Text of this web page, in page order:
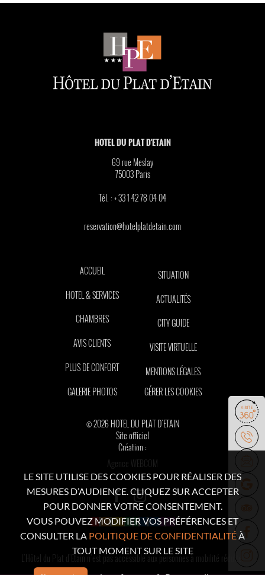
HOTEL DU PLAT D'ETAIN
69 rue Meslay
75003 Paris
Tél. : + 33 1 42 78 04 04
reservation@hotelplatdetain.com
ACCUEIL
HOTEL & SERVICES
CHAMBRES
AVIS CLIENTS
PLUS DE CONFORT
GALERIE PHOTOS
SITUATION
ACTUALITÉS
CITY GUIDE
VISITE VIRTUELLE
MENTIONS LÉGALES
GÉRER LES COOKIES
© 2026 HOTEL DU PLAT D'ETAIN
Site officiel
Création :
Agence WEBCOM
L'Hôtel du Plat d’Etain n’est pas accessible aux personnes à mobilité réduite.
LE SITE UTILISE DES COOKIES POUR RÉALISER DES
MESURES D’AUDIENCE. CLIQUEZ SUR ACCEPTER
POUR DONNER VOTRE CONSENTEMENT.
VOUS POUVEZ MODIFIER VOS PRÉFÉRENCES ET
CONSULTER LA POLITIQUE DE CONFIDENTIALITÉÀ
TOUT MOMENT SUR LE SITE